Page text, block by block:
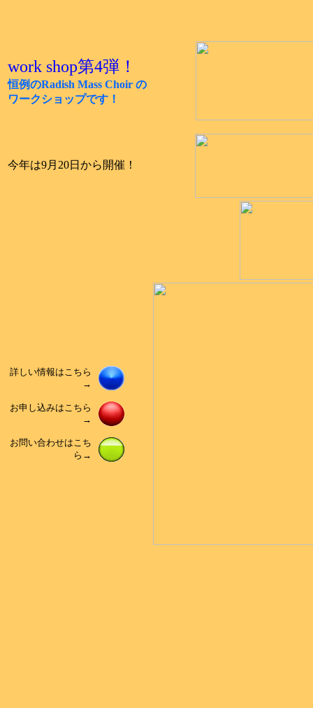
work shop第4弾！
恒例のRadish Mass Choir の
ワークショップです！
今年は9月20日から開催！
詳しい情報はこちら
→
お申し込みはこちら
→
お問い合わせはこち
ら→